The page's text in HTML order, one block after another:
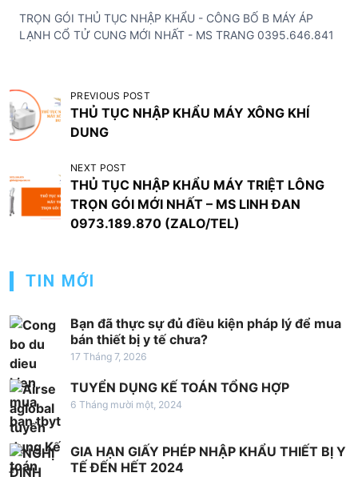
TRỌN GÓI THỦ TỤC NHẬP KHẨU - CÔNG BỐ B MÁY ÁP
LẠNH CỔ TỬ CUNG MỚI NHẤT - MS TRANG 0395.646.841
Đ
i
ề
u
h
ư
n
g
b
à
i
v
i
ế
t
PREVIOUS POST
THỦ TỤC NHẬP KHẨU MÁY XÔNG KHÍ
DUNG
NEXT POST
THỦ TỤC NHẬP KHẨU MÁY TRIỆT LÔNG
TRỌN GÓI MỚI NHẤT – MS LINH ĐAN
0973.189.870 (ZALO/TEL)
TIN MỚI
Bạn đã thực sự đủ điều kiện pháp lý để mua
bán thiết bị y tế chưa?
17 Tháng 7, 2026
TUYỂN DỤNG KẾ TOÁN TỔNG HỢP
6 Tháng mười một, 2024
GIA HẠN GIẤY PHÉP NHẬP KHẨU THIẾT BỊ Y
TẾ ĐẾN HẾT 2024